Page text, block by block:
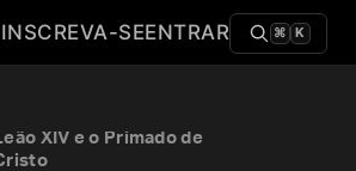
INSCREVA-SEENTRAR ⌘ K
XIV e o Primado de